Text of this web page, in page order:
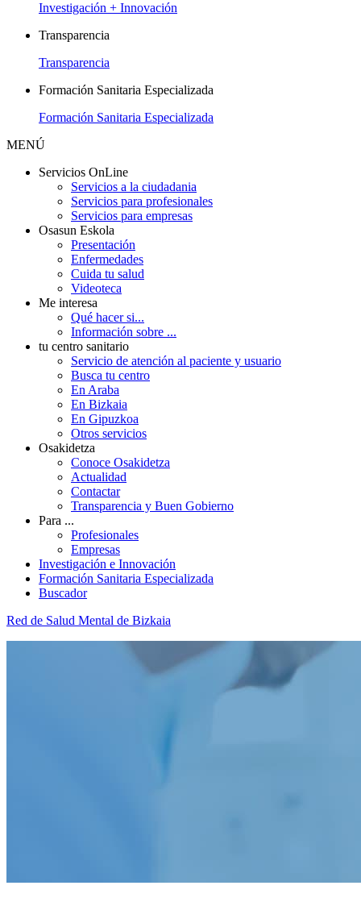
Investigación + Innovación
Transparencia
Transparencia
Formación Sanitaria Especializada
Formación Sanitaria Especializada
MENÚ
Servicios OnLine
Servicios a la ciudadania
Servicios para profesionales
Servicios para empresas
Osasun Eskola
Presentación
Enfermedades
Cuida tu salud
Videoteca
Me interesa
Qué hacer si...
Información sobre ...
tu centro sanitario
Servicio de atención al paciente y usuario
Busca tu centro
En Araba
En Bizkaia
En Gipuzkoa
Otros servicios
Osakidetza
Conoce Osakidetza
Actualidad
Contactar
Transparencia y Buen Gobierno
Para ...
Profesionales
Empresas
Investigación e Innovación
Formación Sanitaria Especializada
Buscador
Red de Salud Mental de Bizkaia